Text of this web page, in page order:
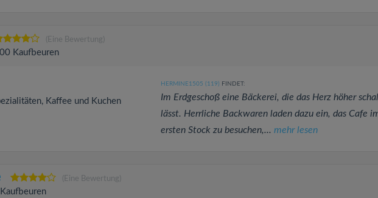
(Eine Bewertung)
Kaufbeuren
Kaffee und Kuchen
HERMINE1505 (119) FINDET:
Im Erdgeschoß eine Bäckerei, die das Herz höher
lässt. Herrliche Backwaren laden dazu ein, das Cafe
ersten Stock zu besuchen,... mehr lesen
(Eine Bewertung)